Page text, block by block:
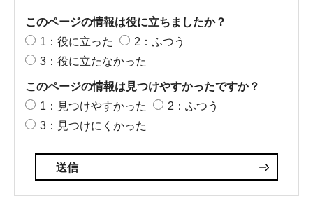
このページの情報は役に立ちましたか？
1：役に立った
2：ふつう
3：役に立たなかった
このページの情報は見つけやすかったですか？
1：見つけやすかった
2：ふつう
3：見つけにくかった